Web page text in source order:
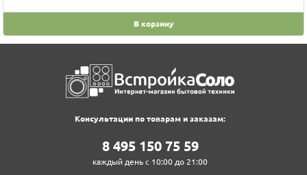
В корзину
Консультации по товарам и заказам:
8‍ 4‍9‍5‍ 1‍5‍0‍ 7‍5‍ 5‍9‍
каждый день с 10:00 до 21:00